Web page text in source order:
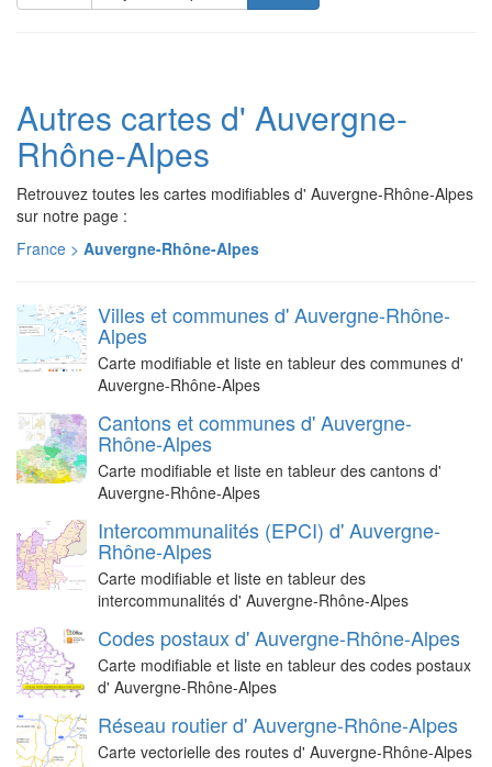
Autres cartes d' Auvergne-
Rhône-Alpes
Retrouvez toutes les cartes modifiables d' Auvergne-Rhône-Alpes
sur notre page :
France > Auvergne-Rhône-Alpes
Villes et communes d' Auvergne-Rhône-
Alpes
Carte modifiable et liste en tableur des communes d'
Auvergne-Rhône-Alpes
Cantons et communes d' Auvergne-
Rhône-Alpes
Carte modifiable et liste en tableur des cantons d'
Auvergne-Rhône-Alpes
Intercommunalités (EPCI) d' Auvergne-
Rhône-Alpes
Carte modifiable et liste en tableur des
intercommunalités d' Auvergne-Rhône-Alpes
Codes postaux d' Auvergne-Rhône-Alpes
Carte modifiable et liste en tableur des codes postaux
d' Auvergne-Rhône-Alpes
Réseau routier d' Auvergne-Rhône-Alpes
Carte vectorielle des routes d' Auvergne-Rhône-Alpes